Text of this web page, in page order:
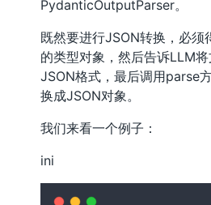
PydanticOutputParser。
既然要进行JSON转换，必须
的类型对象，然后告诉LLM
JSON格式，最后调用parse
换成JSON对象。
我们来看一个例子：
ini